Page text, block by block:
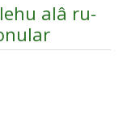
alâ ru-